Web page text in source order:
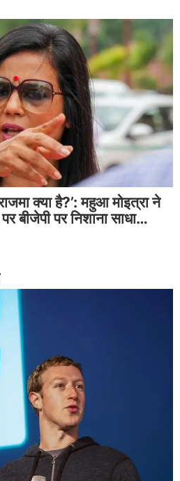
क्या है?’: महुआ मोइत्रा ने
बीजेपी पर निशाना साधा…